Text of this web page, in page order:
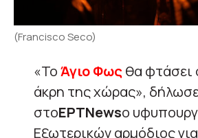
(Francisco Seco)
«ΤοΆγιο Φωςθα φτάσει
άκρη της χώρας»,
στοΕΡΤΝewsο
Εξωτερικών αρμόδιος